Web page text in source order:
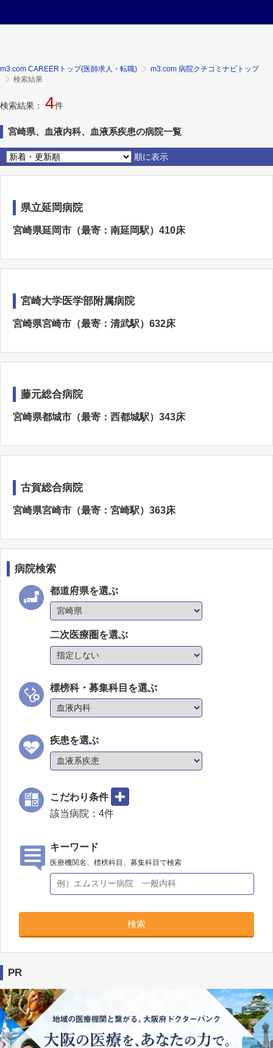
m3.com CAREERトップ(医師求人・転職)
m3.com 病院クチコミナビトップ
検索結果
検索結果： 4件
宮崎県、血液内科、血液系疾患の病院一覧
順に表示
県立延岡病院
宮崎県延岡市（最寄：南延岡駅）410床
宮崎大学医学部附属病院
宮崎県宮崎市（最寄：清武駅）632床
藤元総合病院
宮崎県都城市（最寄：西都城駅）343床
古賀総合病院
宮崎県宮崎市（最寄：宮崎駅）363床
病院検索
都道府県を選ぶ
二次医療圏を選ぶ
標榜科・募集科目を選ぶ
疾患を選ぶ
こだわり条件
該当病院： 4件
キーワード
医療機関名、標榜科目、募集科目で検索
検索
PR